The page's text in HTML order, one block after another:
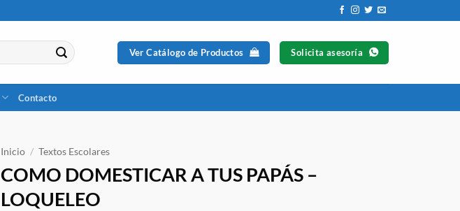
Ver Catálogo de Productos Solicita asesoría
Contacto
Inicio / Textos Escolares
COMO DOMESTICAR A TUS PAPÁS –
LOQUELEO